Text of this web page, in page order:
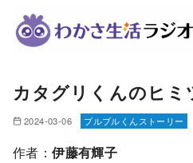
カタグリくんのヒミ
2024-03-06 ブルブルくんストーリー
作者：伊藤有輝子